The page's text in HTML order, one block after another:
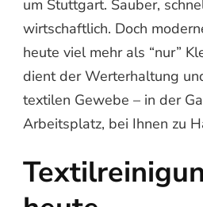
um Stuttgart. Sauber,
wirtschaftlich. Doch
heute viel mehr als “nur”
dient der Werterhaltung
textilen Gewebe – in der
Arbeitsplatz, bei Ihnen zu